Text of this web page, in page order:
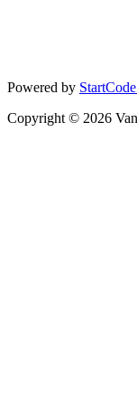
Powered by
Copyright © 2026